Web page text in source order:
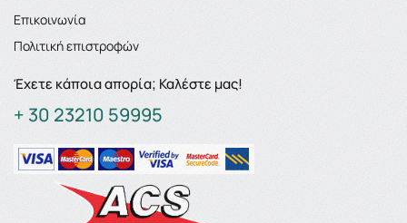
Επικοινωνία
Πολιτική επιστροφών
Έχετε κάποια απορία; Καλέστε μας!
+ 30 23210 59995